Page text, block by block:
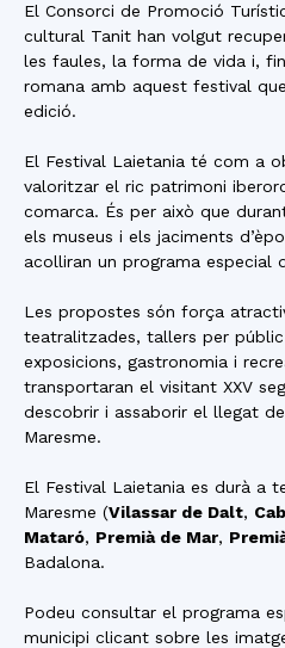
El Consorci de Promoció
cultural Tanit han volgut
les faules, la forma de vida i,
romana amb aquest festival
edició.
El Festival Laietania té com a
valoritzar el ric patrimoni
comarca. És per això que
els museus i els jaciments
acolliran un programa especial
Les propostes són força
teatralitzades, tallers per
exposicions, gastronomia i
transportaran el visitant XXV
descobrir i assaborir el llegat
Maresme.
El Festival Laietania es durà a
Maresme (Vilassar de Dalt,
Mataró, Premià de Mar,
Badalona.
Podeu consultar el programa
municipi clicant sobre les